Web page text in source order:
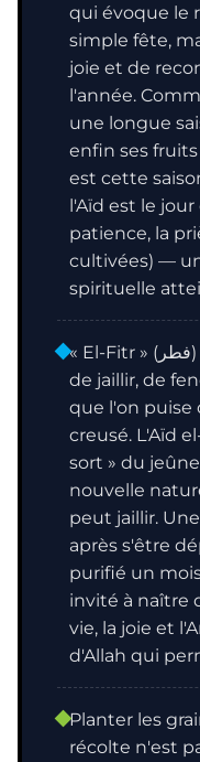
qui évoque le
simple fête,
joie et de
l'année.
une longue
enfin ses
est cette
l'Aïd est le
patience, la
cultivées) —
spirituelle
« El-Fitr » (فطر) : sa racine évoque l'action
de jaillir, de
que l'on puise
creusé. L'Aïd
sort » du
nouvelle
peut jaillir.
après s'être
purifié un
invité à naître
vie, la joie et
d'Allah qui
Planter les
récolte n'est